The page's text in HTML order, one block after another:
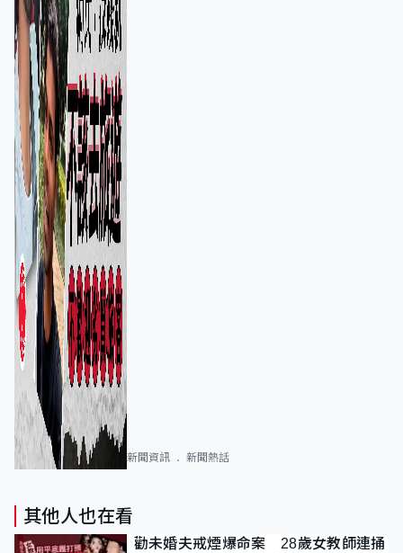
新聞資訊 新聞熱話
其他人也在看
勸未婚夫戒煙爆命案 28歲女教師連捅